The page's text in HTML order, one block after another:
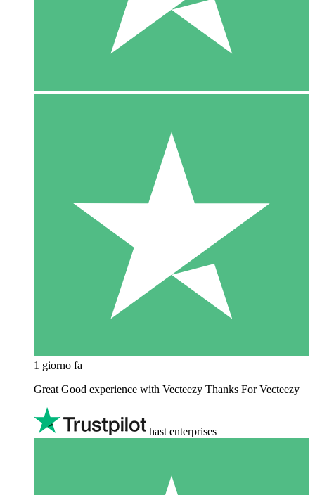
1 giorno fa
Great Good experience with Vecteezy Thanks For Vecteezy
hast enterprises